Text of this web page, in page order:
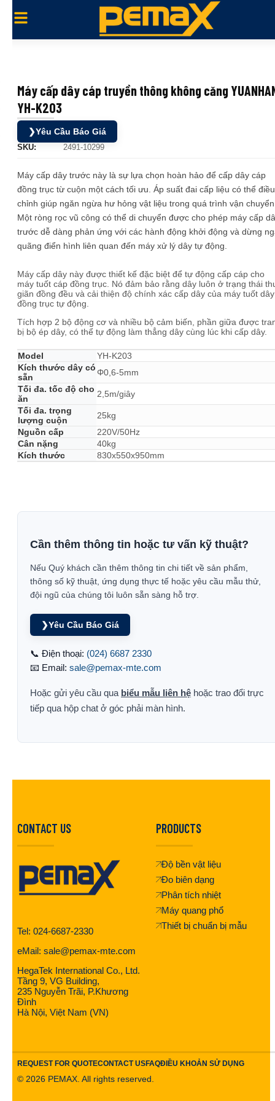
Máy cấp dây cáp truyền thông không căng
YH-K203
❯Yêu Cầu Báo Giá
SKU: 2491-10299
Máy cấp dây trước này là sự lựa chọn hoàn hảo để cấp dây cáp
đồng trục từ cuộn một cách tối ưu. Áp suất đai cấp liệu có thể điều
chỉnh giúp ngăn ngừa hư hỏng vật liệu trong quá trình vận
Một ròng rọc vũ công có thể di chuyển được cho phép máy cấp
trước dễ dàng phản ứng với các hành động khởi động và dừng
quãng điển hình liên quan đến máy xử lý dây tự động.
Máy cấp dây này được thiết kế đặc biệt để tự động cấp cáp cho
máy tuốt cáp đồng trục. Nó đảm bảo rằng dây luôn ở trạng thái
giãn đồng đều và cải thiện độ chính xác cấp dây của máy tuốt dây
đồng trục tự động.
Tích hợp 2 bộ động cơ và nhiều bộ cảm biến, phần giữa được
bị bộ ép dây, có thể tự động làm thẳng dây cùng lúc khi cấp dây.
Model
YH-K203
Kích thước dây có
sẵn
Φ0,6-5mm
Tối đa. tốc độ cho
ăn
2,5m/giây
Tối đa. trọng
lượng cuộn
25kg
Nguồn cấp
220V/50Hz
Cân nặng
40kg
Kích thước
830x550x950mm
Cần thêm thông tin hoặc tư vấn kỹ thuật?
Nếu Quý khách cần thêm thông tin chi tiết về sản phẩm,
thông số kỹ thuật, ứng dụng thực tế hoặc yêu cầu mẫu thử,
đội ngũ của chúng tôi luôn sẵn sàng hỗ trợ.
❯Yêu Cầu Báo Giá
📞 Điện thoại: (024) 6687 2330
📧 Email: sale@pemax-mte.com
Hoặc gửi yêu cầu qua biểu mẫu liên hệ hoặc trao đổi trực
tiếp qua hộp chat ở góc phải màn hình.
CONTACT US
Tel: 024-6687-2330
eMail: sale@pemax-mte.com
HegaTek International Co., Ltd.
Tầng 9, VG Building,
235 Nguyễn Trãi, P.Khương
Đình
Hà Nội, Việt Nam (VN)
PRODUCTS
Độ bền vật liệu
Đo biên dạng
Phân tích nhiệt
Máy quang phổ
Thiết bị chuẩn bị mẫu
REQUEST FOR QUOTECONTACT USFAQĐIỀU KHOẢN SỬ DỤNG
© 2026 PEMAX. All rights reserved.